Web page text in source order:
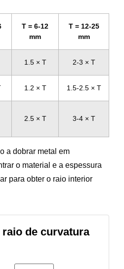
T = 6-12
mm
T = 12-25
mm
1.5 × T 2-3 × T
1.2 × T 1.5-2.5 × T
2.5 × T 3-4 × T
a dobrar metal em
o material e a espessura
para obter o raio interior
de curvatura